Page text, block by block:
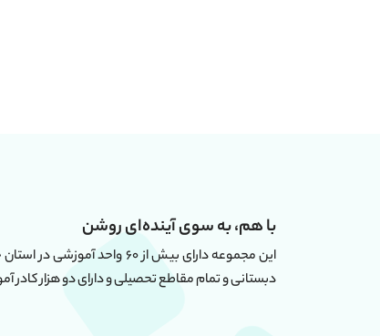
با هم، به سوی آینده‌ای روشن
دبستانی و تمام مقاطع تحصیلی و دارای دو هزار